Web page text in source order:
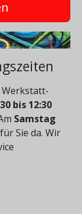
Werkstatt-
bis 12:30
Samstag
für Sie da. Wir